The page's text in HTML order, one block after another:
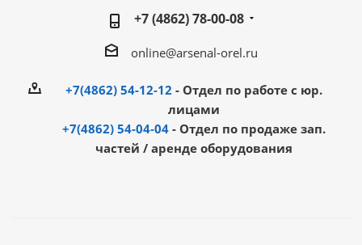
+7 (4862) 78-00-08
online@arsenal-orel.ru
+7(4862) 54-12-12 - Отдел по работе с юр.
лицами
+7(4862) 54-04-04 - Отдел по продаже зап.
частей / аренде оборудования